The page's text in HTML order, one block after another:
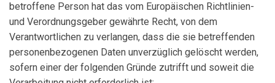
betroffene Person hat das vom Europäischen Richtlinien-
und Verordnungsgeber gewährte Recht, von dem
Verantwortlichen zu verlangen, dass die sie betreffenden
personenbezogenen Daten unverzüglich gelöscht werden,
sofern einer der folgenden Gründe zutrifft und soweit die